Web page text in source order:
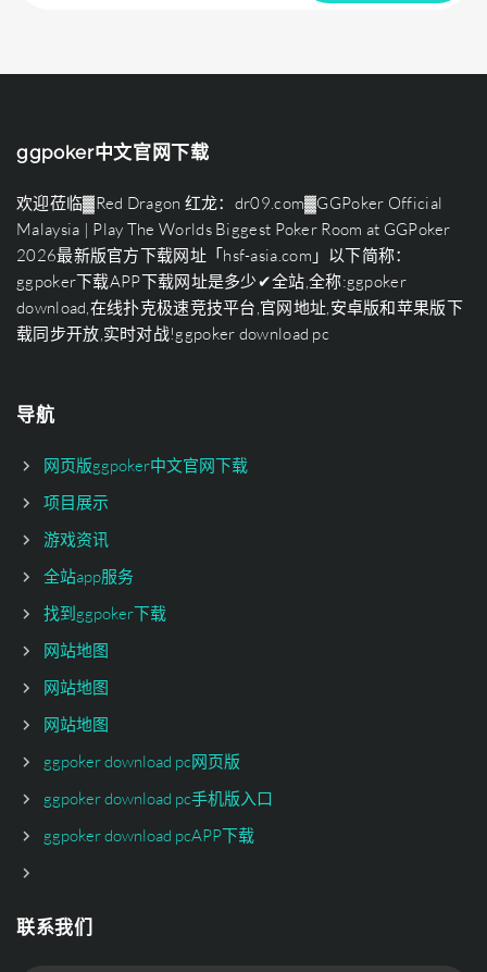
ggpoker中文官网下载
欢迎莅临▓Red Dragon 红龙：dr09.com▓GGPoker Official
Malaysia | Play The Worlds Biggest Poker Room at GGPoker
2026最新版官方下载网址「hsf-asia.com」以下简称：
ggpoker下载APP下载网址是多少✔全站,全称:ggpoker
download,在线扑克极速竞技平台,官网地址,安卓版和苹果版下
载同步开放,实时对战!ggpoker download pc
导航
网页版ggpoker中文官网下载
项目展示
游戏资讯
全站app服务
找到ggpoker下载
网站地图
网站地图
网站地图
ggpoker download pc网页版
ggpoker download pc手机版入口
ggpoker download pcAPP下载
联系我们